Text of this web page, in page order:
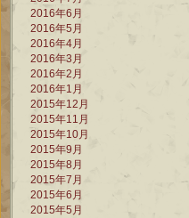
2016年6月
2016年5月
2016年4月
2016年3月
2016年2月
2016年1月
2015年12月
2015年11月
2015年10月
2015年9月
2015年8月
2015年7月
2015年6月
2015年5月